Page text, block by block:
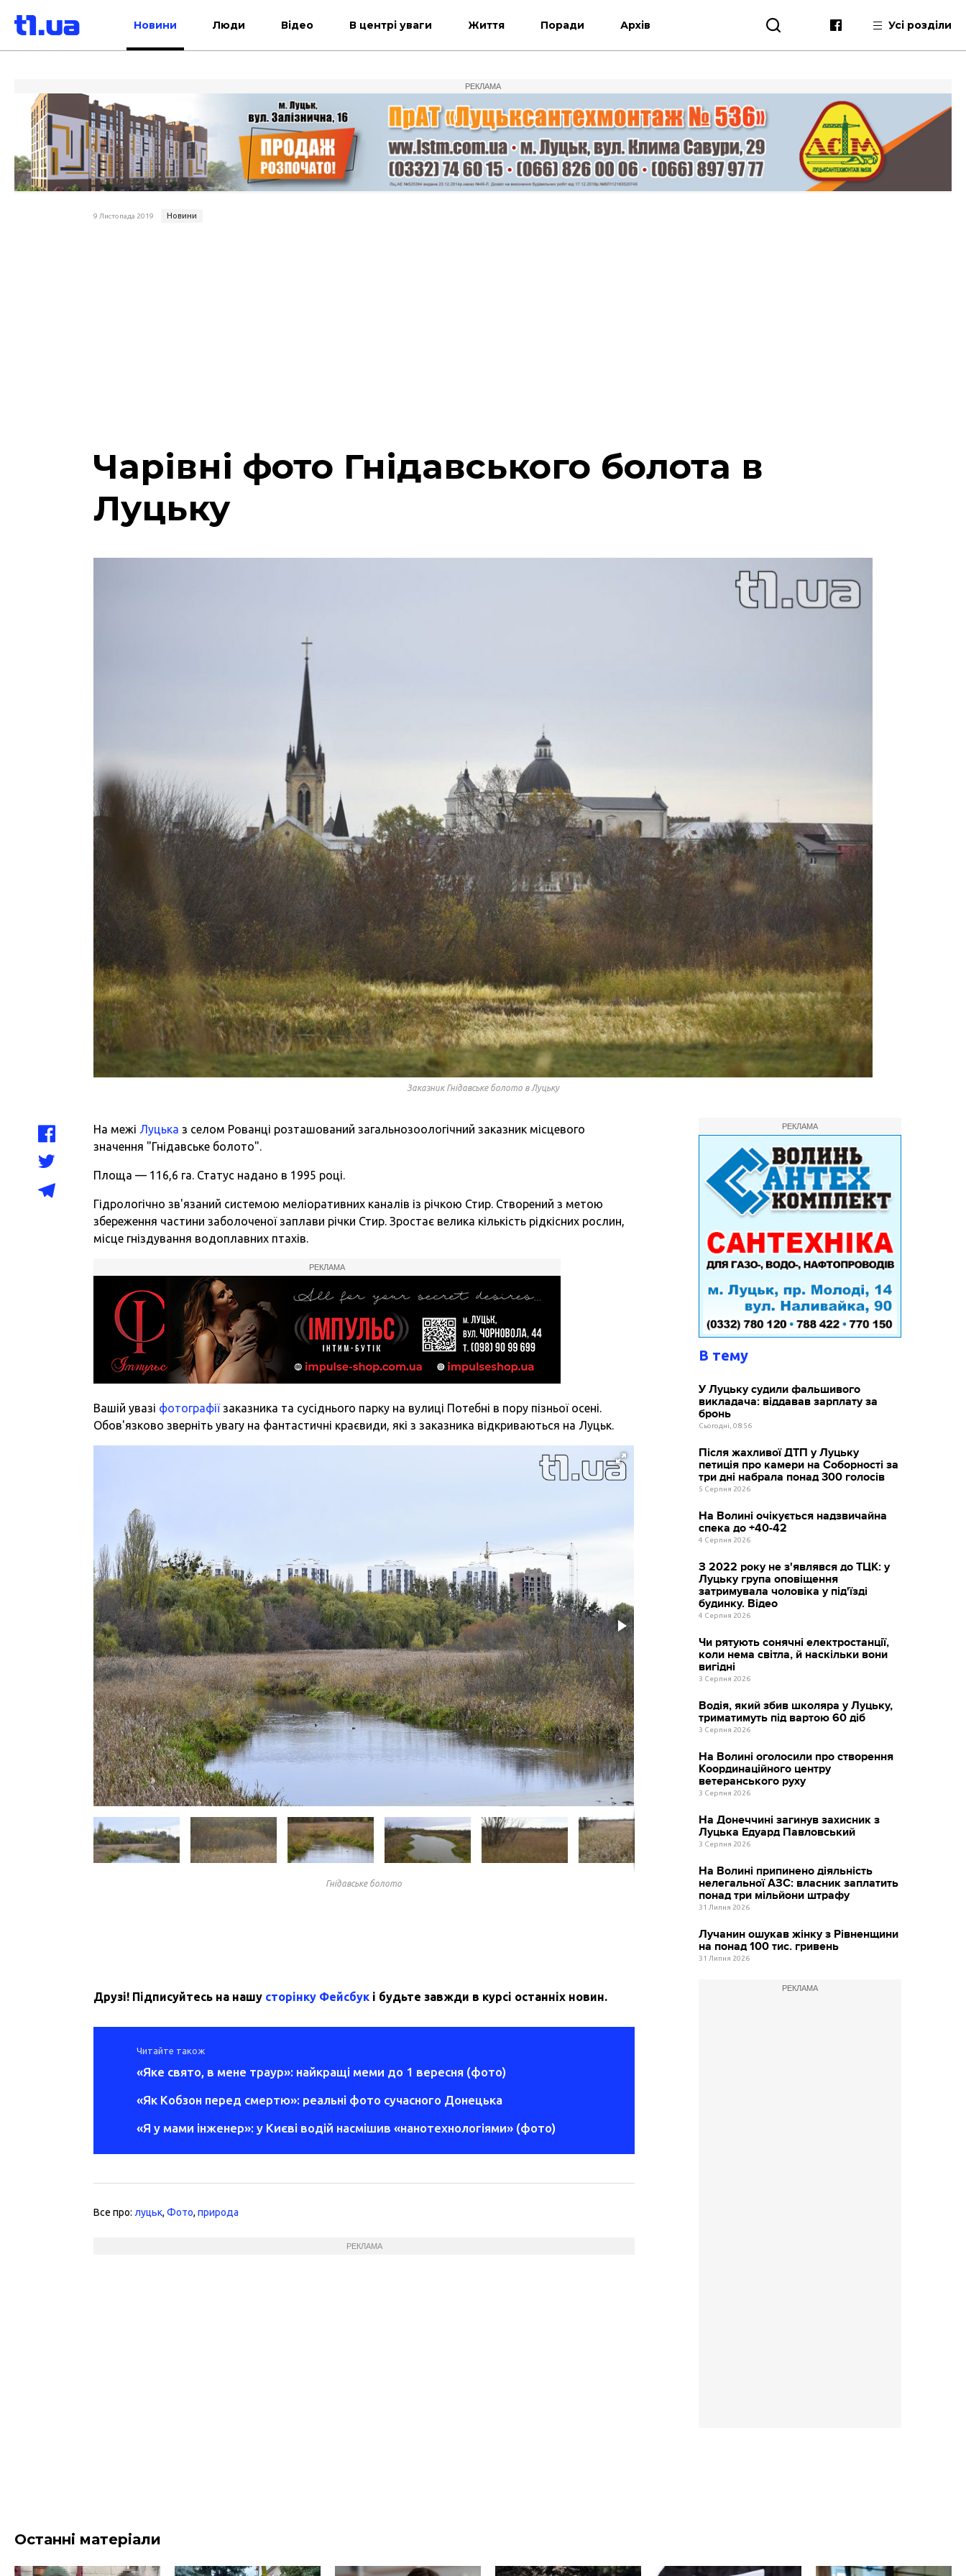
Новини Люди Відео В центрі уваги Життя Поради Архів Усі розділи
РЕКЛАМА
9 Листопада 2019 Новини
Чарівні фото Гнідавського болота в
Луцьку
Заказник Гнідавське болото в Луцьку
На межіЛуцька з селом Рованці розташований загальнозоологічний заказник місцевого
значення "Гнідавське болото".
Площа — 116,6 га. Статус надано в 1995 році.
Гідрологічно зв'язаний системою меліоративних каналів із річкою Стир. Створений з метою
збереження частини заболоченої заплави річки Стир. Зростає велика кількість рідкісних рослин,
місце гніздування водоплавних птахів.
РЕКЛАМА
Вашій увазі фотографіїзаказника та сусіднього парку на вулиці Потебні в пору пізньої осені.
Обов'язково зверніть увагу на фантастичні краєвиди, які з заказника відкриваються на Луцьк.
Гнідавське болото
Друзі! Підписуйтесь на нашу сторінку Фейсбук і будьте завжди в курсі останніх новин.
Читайте також
«Яке свято, в мене траур»: найкращі меми до 1 вересня (фото)
«Як Кобзон перед смертю»: реальні фото сучасного Донецька
«Я у мами інженер»: у Києві водій насмішив «нанотехнологіями» (фото)
Все про: луцьк,Фото,природа
РЕКЛАМА
РЕКЛАМА
В тему
У Луцьку судили фальшивого
викладача: віддавав зарплату за
бронь
Сьогодні, 08:56
Після жахливої ДТП у Луцьку
петиція про камери на Соборності за
три дні набрала понад 300 голосів
5 Серпня 2026
На Волині очікується надзвичайна
спека до +40-42
4 Серпня 2026
З 2022 року не з'являвся до ТЦК: у
Луцьку група оповіщення
затримувала чоловіка у під'їзді
будинку. Відео
4 Серпня 2026
Чи рятують сонячні електростанції,
коли нема світла, й наскільки вони
вигідні
3 Серпня 2026
Водія, який збив школяра у Луцьку,
триматимуть під вартою 60 діб
3 Серпня 2026
На Волині оголосили про створення
Координаційного центру
ветеранського руху
3 Серпня 2026
На Донеччині загинув захисник з
Луцька Едуард Павловський
3 Серпня 2026
На Волині припинено діяльність
нелегальної АЗС: власник заплатить
понад три мільйони штрафу
31 Липня 2026
Лучанин ошукав жінку з Рівненщини
на понад 100 тис. гривень
31 Липня 2026
РЕКЛАМА
Останні матеріали